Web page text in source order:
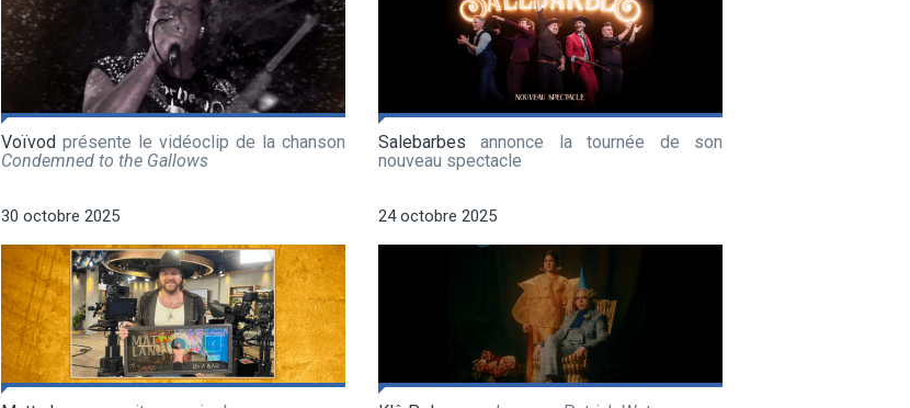
Voïvod présente le vidéoclip de la chanson
Condemned to the Gallows
Salebarbes annonce la tournée de son
nouveau spectacle
30 octobre 2025 24 octobre 2025